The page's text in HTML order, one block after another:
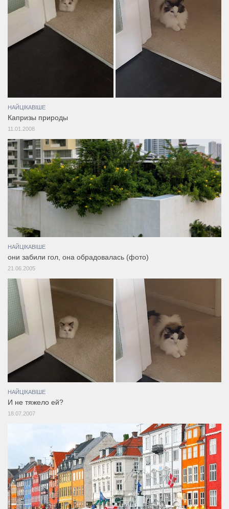
НАЙЦІКАВІШЕ
Капризы природы
11.01.2008
НАЙЦІКАВІШЕ
они забили гол, она обрадовалась (фото)
21.06.2005
НАЙЦІКАВІШЕ
И не тяжело ей?
18.07.2007